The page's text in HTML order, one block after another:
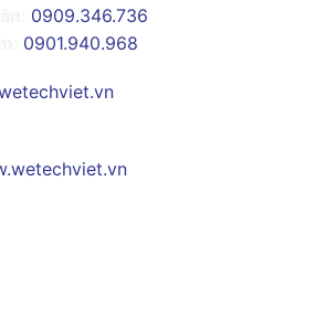
0909.346.736
0901.940.968